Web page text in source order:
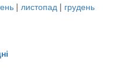
| листопад | грудень